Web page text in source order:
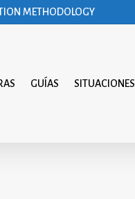
METHODOLOGY
GUÍAS SITUACIONES